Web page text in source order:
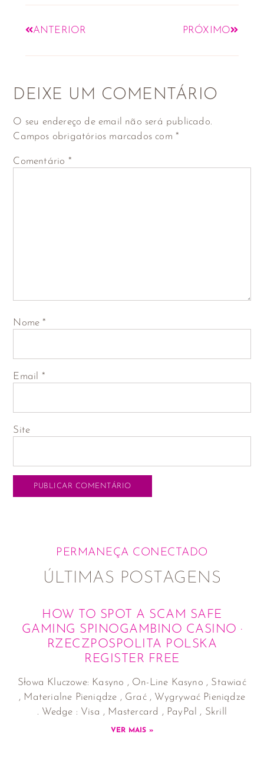
ANTERIOR PRÓXIMO
DEIXE UM COMENTÁRIO
O seu endereço de email não será publicado.
Campos obrigatórios marcados com *
Comentário *
Nome*
Email *
Site
PERMANEÇA CONECTADO
ÚLTIMAS POSTAGENS
HOW TO SPOT A SCAM SAFE
GAMING SPINOGAMBINO CASINO ·
RZECZPOSPOLITA POLSKA
REGISTER FREE
Słowa Kluczowe: Kasyno , On-Line Kasyno , Stawiać
, Materialne Pieniądze , Grać , Wygrywać Pieniądze
. Wedge : Visa , Mastercard , PayPal , Skrill
VER MAIS »